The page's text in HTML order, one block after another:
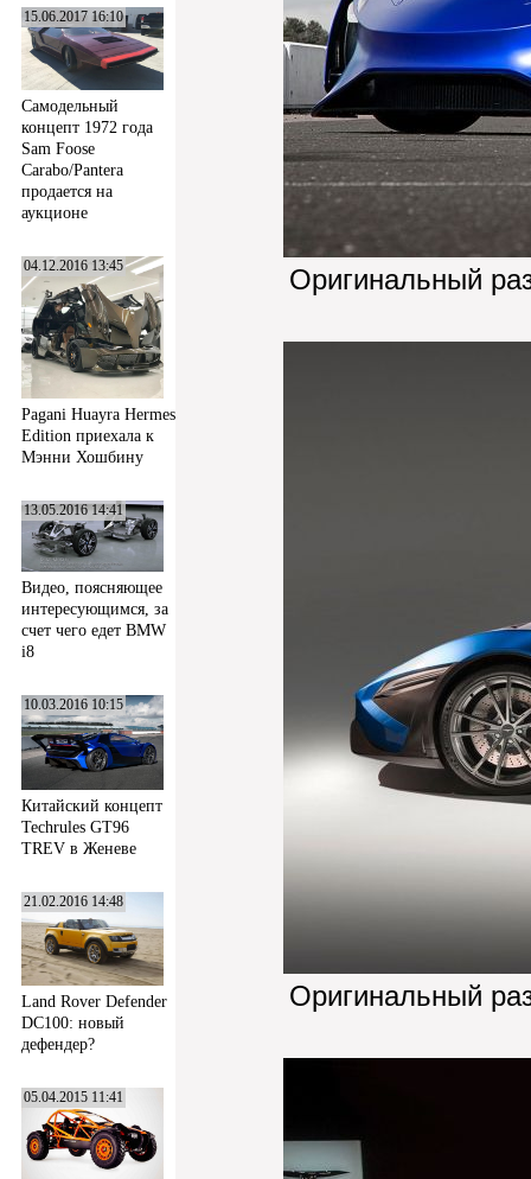
15.06.2017 16:10
Самодельный
концепт 1972 года
Sam Foose
Carabo/Pantera
продается на
аукционе
04.12.2016 13:45
Pagani Huayra Hermes
Edition приехала к
Мэнни Хошбину
13.05.2016 14:41
Видео, поясняющее
интересующимся, за
счет чего едет BMW
i8
10.03.2016 10:15
Китайский концепт
Techrules GT96
TREV в Женеве
21.02.2016 14:48
Land Rover Defender
DC100: новый
дефендер?
05.04.2015 11:41
Оригинальный
Оригинальный